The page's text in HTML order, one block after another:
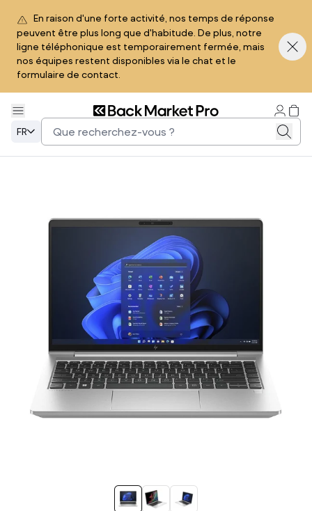
En raison d'une forte activité, nos temps de réponse
peuvent être plus long que d'habitude. De plus, notre
ligne téléphonique est temporairement fermée, mais
nos équipes restent disponibles via le chat et le
formulaire de contact.
FR